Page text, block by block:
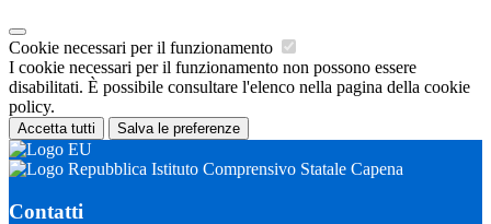
Cookie necessari per il funzionamento
I cookie necessari per il funzionamento non possono essere
disabilitati. È possibile consultare l'elenco nella pagina della cookie
policy.
Accetta tutti Salva le preferenze
Istituto Comprensivo Statale Capena
Contatti